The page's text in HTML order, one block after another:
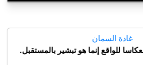
غادة السمان
للواقع إنما هو تبشير بالمستقبل.